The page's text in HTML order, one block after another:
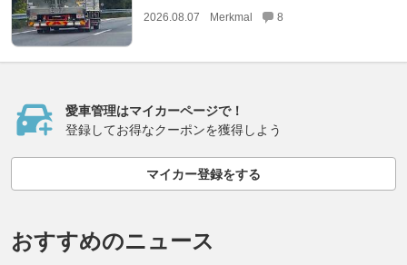
2026.08.07 Merkmal 8
愛車管理はマイカーページで！
登録してお得なクーポンを獲得しよう
マイカー登録をする
おすすめのニュース